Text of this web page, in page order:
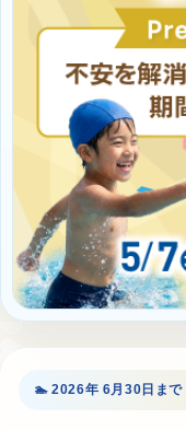
お知らせ
カレンダー
波スイタイ
お問い合わ
平日 9:00
🏊 2026年 6月30日まで